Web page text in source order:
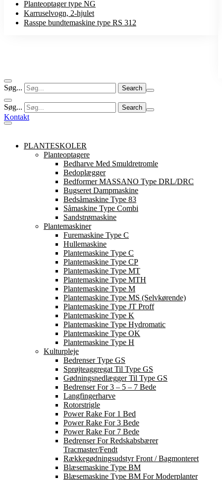
Planteoptager type NG
Karruselvogn, 2-hjulet
Rasspe bundtemaskine type RS 312
Søg...
Søg...
Kontakt
PLANTESKOLER
Planteoptagere
Bedharve Med Smuldretromle
Bedoplægger
Bedformer MASSANO Type DRL/DRC
Bugseret Dampmaskine
Bedsåmaskine Type 83
Såmaskine Type Combi
Sandstrømaskine
Plantemaskiner
Furemaskine Type C
Hullemaskine
Plantemaskine Type C
Plantemaskine Type CP
Plantemaskine Type MT
Plantemaskine Type MTH
Plantemaskine Type M
Plantemaskine Type MS (Selvkørende)
Plantemaskine Type JT Proff
Plantemaskine Type K
Plantemaskine Type Hydromatic
Plantemaskine Type OK
Plantemaskine Type H
Kulturpleje
Bedrenser Type GS
Sprøjteaggregat Til Type GS
Gødningsnedlægger Til Type GS
Bedrenser For 3 – 5 – 7 Bede
Langfingerharve
Rotorstrigle
Power Rake For 1 Bed
Power Rake For 3 Bede
Power Rake For 7 Bede
Bedrenser For Redskabsbærer
Tracmaster/Fendt
Rækkegødningsudstyr Front / Bagmonteret
Blæsemaskine Type BM
Blæsemaskine Type BM For Moderplanter